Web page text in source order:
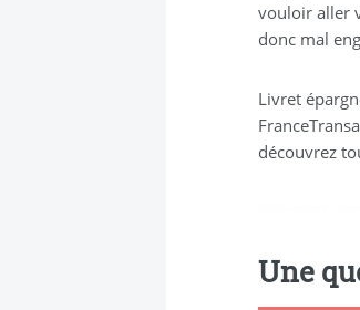
vouloir aller
donc mal
Livret
découvrez
Une